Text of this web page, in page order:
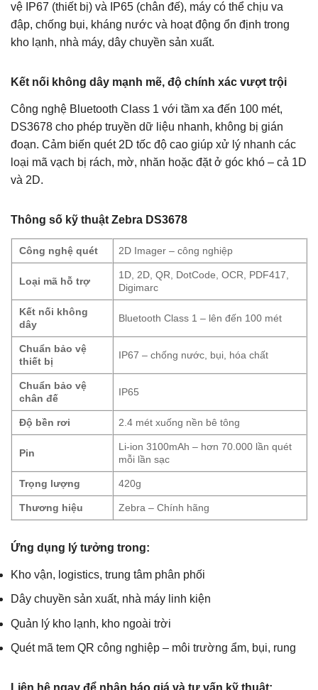
vệ IP67 (thiết bị) và IP65 (chân đế), máy có thể chịu va
đập, chống bụi, kháng nước và hoạt động ổn định trong
kho lạnh, nhà máy, dây chuyền sản xuất.
Kết nối không dây mạnh mẽ, độ chính xác vượt trội
Công nghệ Bluetooth Class 1 với tầm xa đến 100 mét,
DS3678 cho phép truyền dữ liệu nhanh, không bị gián
đoạn. Cảm biến quét 2D tốc độ cao giúp xử lý nhanh các
loại mã vạch bị rách, mờ, nhăn hoặc đặt ở góc khó – cả 1D
và 2D.
Thông số kỹ thuật Zebra DS3678
Công nghệ quét 2D Imager – công nghiệp
Loại mã hỗ trợ
1D, 2D, QR, DotCode, OCR, PDF417,
Digimarc
Kết nối không
dây
Bluetooth Class 1 – lên đến 100 mét
Chuẩn bảo vệ
thiết bị
IP67 – chống nước, bụi, hóa chất
Chuẩn bảo vệ
chân đế
IP65
Độ bền rơi 2.4 mét xuống nền bê tông
Pin
Li-ion 3100mAh – hơn 70.000 lần quét
mỗi lần sạc
Trọng lượng 420g
Thương hiệu Zebra – Chính hãng
Ứng dụng lý tưởng trong:
Kho vận, logistics, trung tâm phân phối
Dây chuyền sản xuất, nhà máy linh kiện
Quản lý kho lạnh, kho ngoài trời
Quét mã tem QR công nghiệp – môi trường ẩm, bụi, rung